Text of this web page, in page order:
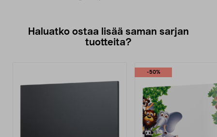
Haluatko ostaa lisää saman sarjan
tuotteita?
-50%